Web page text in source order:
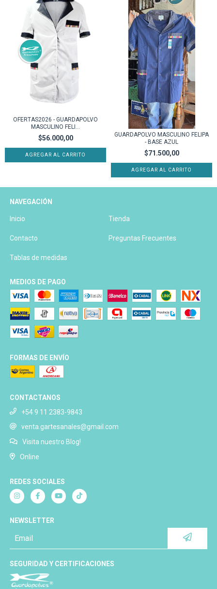
OFERTAS2026 - GUARDAPOLVO
MASCULINO FELI...
$56.000,00
AGREGAR AL CARRITO
GUARDAPOLVO MASCULINO FELIPA
- BASE AZUL
$71.500,00
AGREGAR AL CARRITO
NAVEGACIÓN
Inicio Tienda
Contacto Preguntas Frecuentes
Tablas de medidas
MEDIOS DE PAGO
FORMAS DE ENVÍO
CONTACTANOS
+54 9 11 2383-9843
venta.gartesanales@gmail.com
Visita nuestro Blog!
Online
REDES SOCIALES
NEWSLETTER
SEGURIDAD Y CERTIFICACIONES